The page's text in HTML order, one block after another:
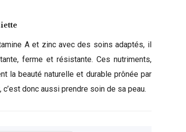
A et zinc avec des soins adaptés, il
ferme et résistante. Ces nutriments,
la beauté naturelle et durable prônée par
donc aussi prendre soin de sa peau.